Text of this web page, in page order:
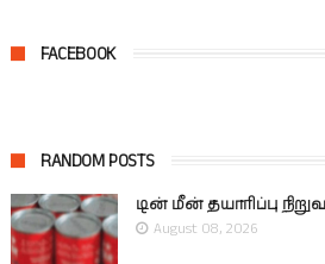
FACEBOOK
RANDOM POSTS
டின் மீன் தயாரிப்பு
August 08, 2026